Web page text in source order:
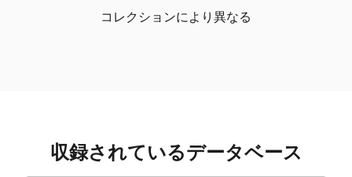
コレクションにより異なる
収録されているデータベース